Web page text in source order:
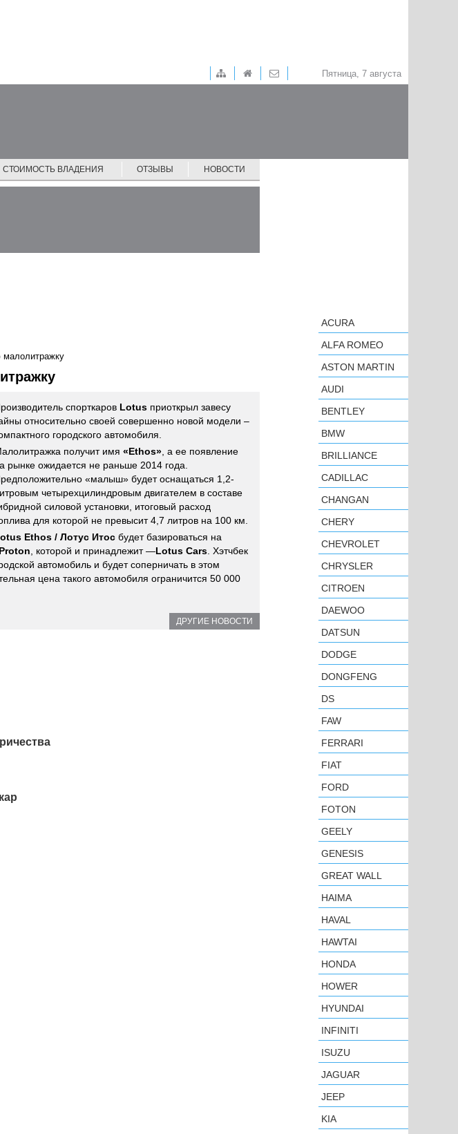
Пятница, 7 августа
СТОИМОСТЬ ВЛАДЕНИЯ ОТЗЫВЫ НОВОСТИ
малолитражку
спорткаров Lotus приоткрыл завесу
относительно своей совершенно новой модели –
городского автомобиля.
получит имя «Ethos» , а ее появление
рынке ожидается не раньше 2014 года.
«малыш» будет оснащаться 1,2-
четырехцилиндровым двигателем в составе
силовой установки, итоговый расход
для которой не превысит 4,7 литров на 100 км.
Ethos / Лотус Итос будет базироваться на
Proton , которой и принадлежит —Lotus Cars . Хэтчбек
автомобиль и будет соперничать в этом
цена такого автомобиля ограничится 50 000
ДРУГИЕ НОВОСТИ
ACURA
ALFA ROMEO
ASTON MARTIN
AUDI
BENTLEY
BMW
BRILLIANCE
CADILLAC
CHANGAN
CHERY
CHEVROLET
CHRYSLER
CITROEN
DAEWOO
DATSUN
DODGE
DONGFENG
DS
FAW
FERRARI
FIAT
FORD
FOTON
GEELY
GENESIS
GREAT WALL
HAIMA
HAVAL
HAWTAI
HONDA
HOWER
HYUNDAI
INFINITI
ISUZU
JAGUAR
JEEP
KIA